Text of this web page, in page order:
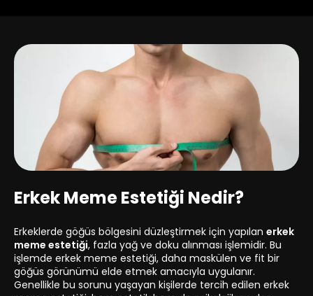
Erkek Meme Estetiği Nedir?
Erkeklerde göğüs bölgesini düzleştirmek için yapılan erkek
meme estetiği, fazla yağ ve doku alınması işlemidir. Bu
işlemde erkek meme estetiği, daha maskülen ve fit bir
göğüs görünümü elde etmek amacıyla uygulanır.
Genellikle bu sorunu yaşayan kişilerde tercih edilen erkek